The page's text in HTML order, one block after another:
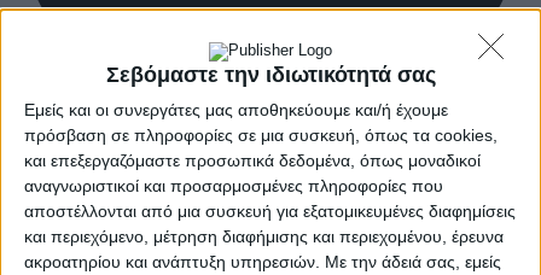
Σεβόμαστε την ιδιωτικότητά σας
Εμείς και οι συνεργάτες μας αποθηκεύουμε και/ή έχουμε
πρόσβαση σε πληροφορίες σε μια συσκευή, όπως τα cookies,
και επεξεργαζόμαστε προσωπικά δεδομένα, όπως μοναδικοί
αναγνωριστικοί και προσαρμοσμένες πληροφορίες που
αποστέλλονται από μια συσκευή για εξατομικευμένες διαφημίσεις
και περιεχόμενο, μέτρηση διαφήμισης και περιεχομένου, έρευνα
ακροατηρίου και ανάπτυξη υπηρεσιών. Με την άδειά σας, εμείς